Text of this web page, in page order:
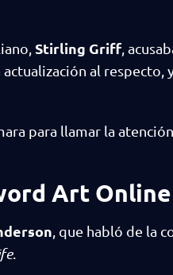
Stirling Griff,
al respecto,
para llamar la
Art
, que habló de la
.